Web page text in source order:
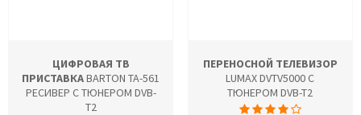
ЦИФРОВАЯ ТВ
ПРИСТАВКАBARTON TA-561
РЕСИВЕР С ТЮНЕРОМ DVB-
T2
ПЕРЕНОСНОЙ ТЕЛЕВИЗОР
LUMAX DVTV5000 С
ТЮНЕРОМ DVB-T2